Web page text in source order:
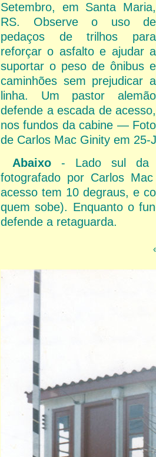
Setembro, em Santa Maria,
RS. Observe o uso de
pedaços de trilhos para
reforçar o asfalto e ajudar a
suportar o peso de ônibus e
caminhões sem prejudicar a
linha. Um pastor alemão
defende a escada de acesso,
nos fundos da cabine — Foto
de Carlos Mac Ginity em 25-
Abaixo - Lado sul da
fotografado por Carlos
acesso tem 10 degraus, e
quem sobe). Enquanto o
defende a retaguarda.